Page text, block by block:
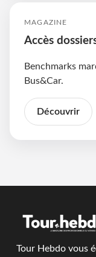
MAGAZINE
Accès
Benchmarks
Bus&Car.
Découvrir
Tour Hebdo vous